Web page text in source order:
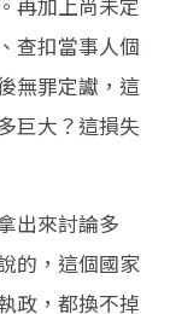
再加上尚未定
查扣當事人個
無罪定讞，這
巨大？這損失
出來討論多
的，這個國家
政，都換不掉